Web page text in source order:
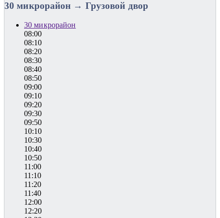
30 микрорайон → Грузовой двор
30 микрорайон
08:00
08:10
08:20
08:30
08:40
08:50
09:00
09:10
09:20
09:30
09:50
10:10
10:30
10:40
10:50
11:00
11:10
11:20
11:40
12:00
12:20